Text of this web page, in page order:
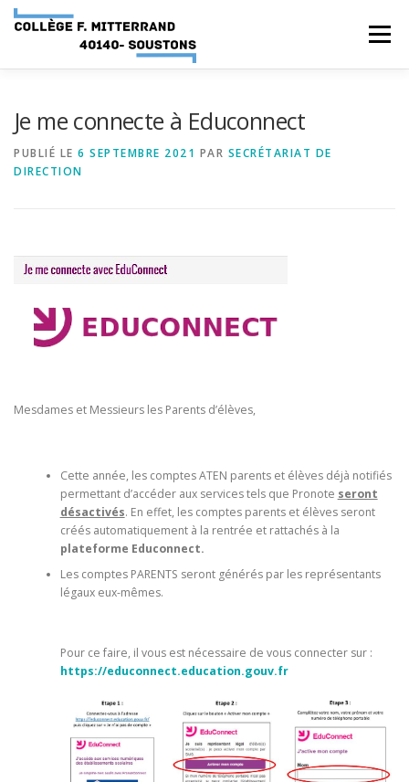
Aller
Menu
INFORMATIONS GÉNÉRALES
Je me connecte à Educonnect
PUBLIÉ LE 6 SEPTEMBRE 2021 PAR SECRÉTARIAT DE
DIRECTION
Mesdames et Messieurs les Parents d’élèves,
Cette année, les comptes ATEN parents et élèves déjà notifiés
permettant d’accéder aux services tels que Pronote seront
désactivés. En effet, les comptes parents et élèves seront
créés automatiquement à la rentrée et rattachés à la
plateforme Educonnect.
Les comptes PARENTS seront générés par les représentants
légaux eux-mêmes.
Pour ce faire, il vous est nécessaire de vous connecter sur :
https://educonnect.education.gouv.fr